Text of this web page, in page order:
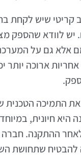
קריטי שיש לקחת
יש לוודא שהספק
אלא גם על
ארוכה יותר
את התמיכה
היא חיונית,
ההתקנה.
להבטיח שתחושת